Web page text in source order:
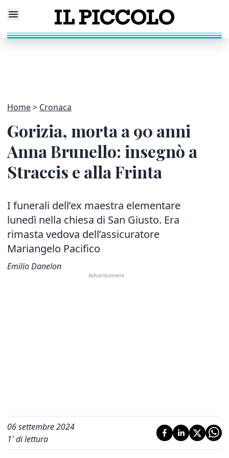
Home Cronaca
Gorizia, morta a 90 anni
Anna Brunello: insegnò a
Straccis e alla Frinta
I funerali dell’ex maestra elementare
lunedì nella chiesa di San Giusto. Era
rimasta vedova dell’assicuratore
Mariangelo Pacifico
Emilio Danelon
06 settembre 2024
1' di lettura